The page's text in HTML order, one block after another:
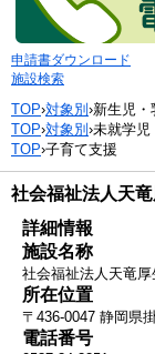
申請書ダウンロード
施設検索
TOP›対象別 ›新生児・
TOP›対象別 ›未就学児
TOP›子育て支援
社会福祉法人天
詳細情報
施設名称
社会福祉法人天竜
所在位置
〒436-0047 静岡県
電話番号